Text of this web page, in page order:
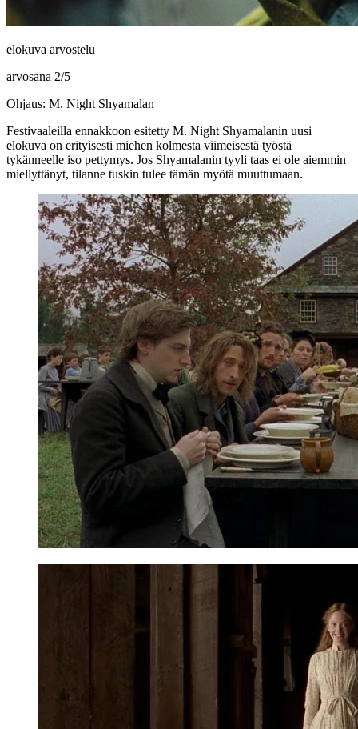
elokuva arvostelu
arvosana 2/5
Ohjaus: M. Night Shyamalan
Festivaaleilla ennakkoon esitetty M. Night Shyamalanin uusi
elokuva on erityisesti miehen kolmesta viimeisestä työstä
tykänneelle iso pettymys. Jos Shyamalanin tyyli taas ei ole aiemmin
miellyttänyt, tilanne tuskin tulee tämän myötä muuttumaan.